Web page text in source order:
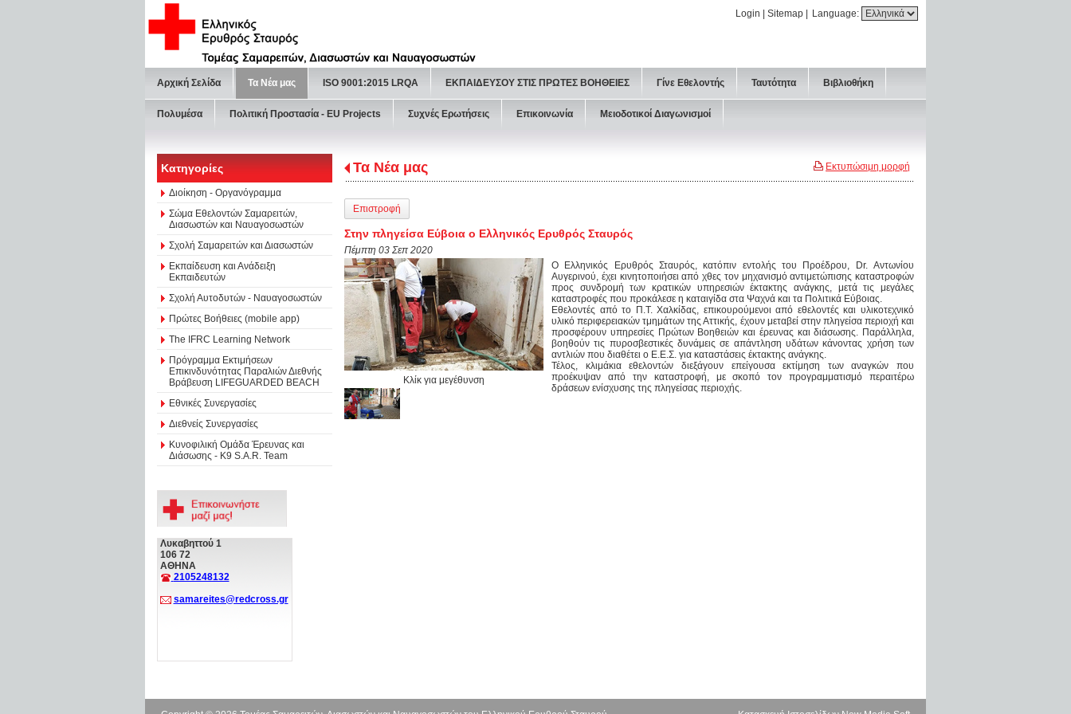
Language:
Login Sitemap
Αρχική Σελίδα Τα Νέα μας ISO 9001:2015 LRQA ΕΚΠΑΙΔΕΥΣΟΥ ΣΤΙΣ ΠΡΩΤΕΣ ΒΟΗΘΕΙΕΣ Γίνε Εθελοντής Ταυτότητα Βιβλιοθήκη
Πολυμέσα Πολιτική Προστασία - ΕU Projects Συχνές Ερωτήσεις Επικοινωνία Μειοδοτικοί Διαγωνισμοί
Κατηγορίες
Διοίκηση - Οργανόγραμμα
Σώμα Εθελοντών Σαμαρειτών,
Διασωστών και Ναυαγοσωστών
Σχολή Σαμαρειτών και Διασωστών
Εκπαίδευση και Ανάδειξη
Εκπαιδευτών
Σχολή Αυτοδυτών - Ναυαγοσωστών
Πρώτες Βοήθειες (mobile app)
The IFRC Learning Network
Πρόγραμμα Εκτιμήσεων
Επικινδυνότητας Παραλιών Διεθνής
Βράβευση LIFEGUARDED BEACH
Εθνικές Συνεργασίες
Διεθνείς Συνεργασίες
Κυνοφιλική Ομάδα Έρευνας και
Διάσωσης - Κ9 S.A.R. Team
Λυκαβηττού 1
106 72
ΑΘΗΝΑ
2105248132
samareites@redcross.gr
Εκτυπώσιμη μορφή
Τα Νέα μας
Επιστροφή
Στην πληγείσα Εύβοια ο Ελληνικός Ερυθρός Σταυρός
Πέμπτη 03 Σεπ 2020
Κλίκ για μεγέθυνση
Ο Ελληνικός Ερυθρός Σταυρός, κατόπιν εντολής του Προέδρου, Dr. Αντωνίου
Αυγερινού, έχει κινητοποιήσει από χθες τον μηχανισμό αντιμετώπισης καταστροφών
προς συνδρομή των κρατικών υπηρεσιών έκτακτης ανάγκης, μετά τις μεγάλες
καταστροφές που προκάλεσε η καταιγίδα στα Ψαχνά και τα Πολιτικά Εύβοιας.
Εθελοντές από το Π.Τ. Χαλκίδας, επικουρούμενοι από εθελοντές και υλικοτεχνικό
υλικό περιφερειακών τμημάτων της Αττικής, έχουν μεταβεί στην πληγείσα περιοχή και
προσφέρουν υπηρεσίες Πρώτων Βοηθειών και έρευνας και διάσωσης. Παράλληλα,
βοηθούν τις πυροσβεστικές δυνάμεις σε απάντληση υδάτων κάνοντας χρήση των
αντλιών που διαθέτει ο Ε.Ε.Σ. για καταστάσεις έκτακτης ανάγκης.
Τέλος, κλιμάκια εθελοντών διεξάγουν επείγουσα εκτίμηση των αναγκών που
προέκυψαν από την καταστροφή, με σκοπό τον προγραμματισμό περαιτέρω
δράσεων ενίσχυσης της πληγείσας περιοχής.